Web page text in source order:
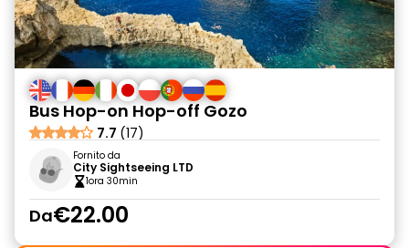
Bus Hop-on Hop-off Gozo
7.7 (17)
Fornito da
City Sightseeing LTD
1ora 30min
Da€22.00